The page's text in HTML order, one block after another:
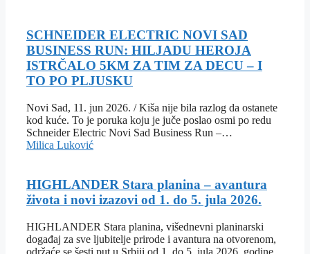
SCHNEIDER ELECTRIC NOVI SAD
BUSINESS RUN: HILJADU HEROJA
ISTRČALO 5KM ZA TIM ZA DECU – I
TO PO PLJUSKU
Novi Sad, 11. jun 2026. / Kiša nije bila razlog da ostanete
kod kuće. To je poruka koju je juče poslao osmi po redu
Schneider Electric Novi Sad Business Run –…
Milica Luković
HIGHLANDER Stara planina – avantura
života i novi izazovi od 1. do 5. jula 2026.
HIGHLANDER Stara planina, višednevni planinarski
događaj za sve ljubitelje prirode i avantura na otvorenom,
održaće se šesti put u Srbiji od 1. do 5. jula 2026. godine.